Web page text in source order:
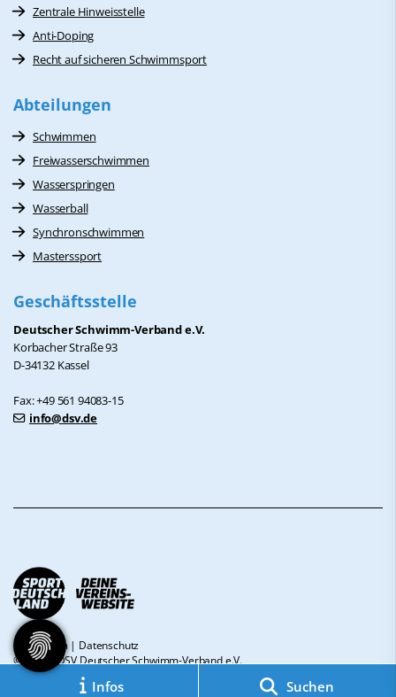
Infos Suchen
Zentrale Hinweisstelle
Anti-Doping
Recht auf sicheren Schwimmsport
Abteilungen
Schwimmen
Freiwasserschwimmen
Wasserspringen
Wasserball
Synchronschwimmen
Masterssport
Geschäftsstelle
Deutscher Schwimm-Verband e.V.
Korbacher Straße 93
D-34132 Kassel
Fax: +49 561 94083-15
info@dsv.de
Impressum| Datenschutz
© 2026 - DSV Deutscher Schwimm-Verband e.V.
Diese Website ist gefördert durch das Projekt
„Sportdeutschland – Deine